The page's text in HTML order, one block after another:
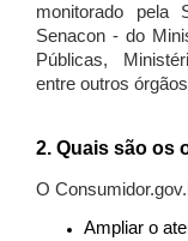
monitorado pela
Senacon - do
Públicas,
entre outros
2. Quais são os
O
Ampliar o